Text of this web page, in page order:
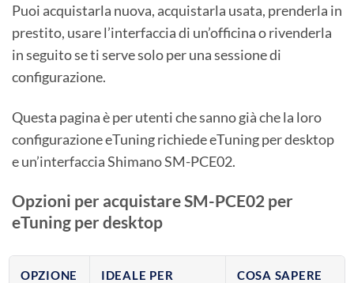
Puoi acquistarla nuova, acquistarla usata, prenderla in
prestito, usare l’interfaccia di un’officina o rivenderla
in seguito se ti serve solo per una sessione di
configurazione.
Questa pagina è per utenti che sanno già che la loro
configurazione eTuning richiede eTuning per desktop
e un’interfaccia Shimano SM-PCE02.
Opzioni per acquistare SM-PCE02 per
eTuning per desktop
OPZIONE IDEALE PER COSA SAPERE